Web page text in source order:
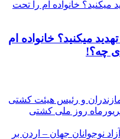
میکنید؟ خانواده ام
چه؟!
مازندران و رئیس هیئت کشتی
نوجوانان جهان – اردن بر